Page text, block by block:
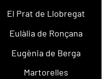
El Prat de Llobregat
Eulàlia de Ronçana
Eugènia de Berga
Martorelles